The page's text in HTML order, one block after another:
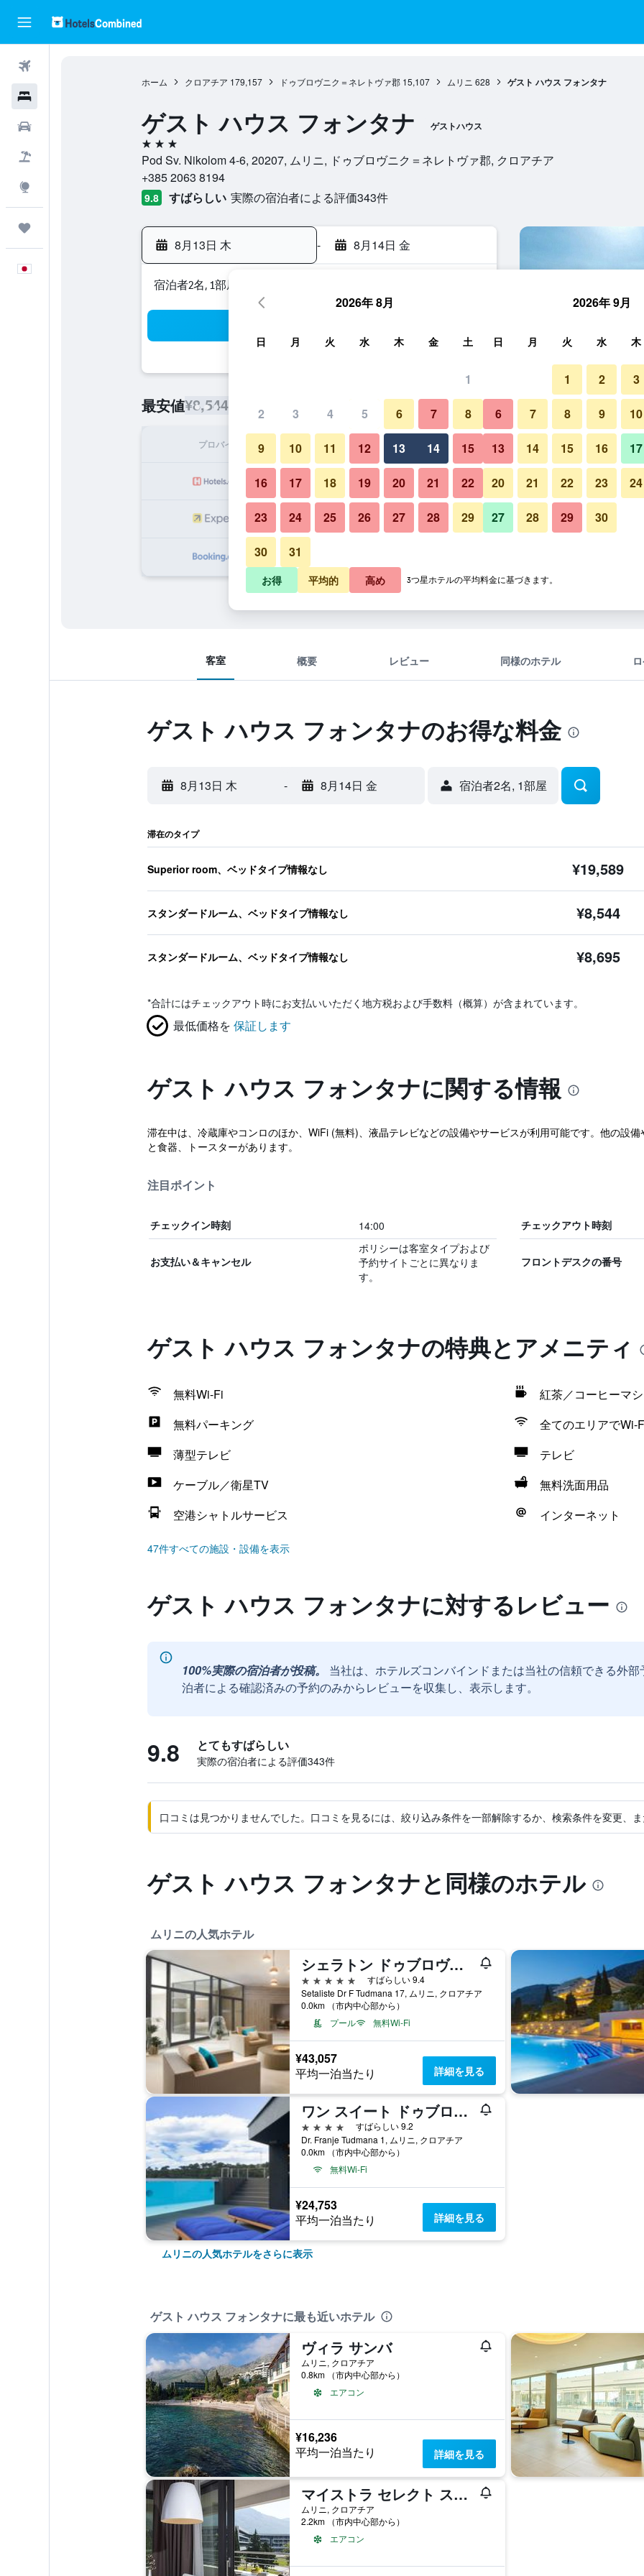
ホーム クロアチア 179,157 ドゥブロヴニク＝ネレトヴァ郡 15,107 ムリニ 628 ゲスト ハウス フォンタナ
ゲスト ハウス フォンタナ ゲストハウス
3つ星
Pod Sv. Nikolom 4-6, 20207, ムリニ, ドゥブロヴニク＝ネレトヴァ郡, クロアチア
+385 2063 8194
9.8 すばらしい 実際の宿泊者による評価343​件
8月13日 木 - 8月14日 金
宿泊者2名, 1​部屋
最安値¥8,544/ 1泊あたりの宿泊料金の最安値
プロバイダ 1泊あたり合計
¥8,544 プランを見る
¥8,695 プランを見る
バルコニー
ゲスト ハウス フォンタナの写真
客室 概要 レビュー 同様のホテル
ゲスト ハウス フォンタナのお得な料金
8月13日 木 - 8月14日 金 宿泊者2名, 1​部屋
滞在のタイプ
Superior room、ベッドタイプ情報なし ¥19,589
スタンダードルーム、ベッドタイプ情報なし ¥8,544
スタンダードルーム、ベッドタイプ情報なし ¥8,695
*合計にはチェックアウト時にお支払いいただく地方税および手数料（概算）が含まれています。
最低価格を 保証します
ゲスト ハウス フォンタナに関する情報
滞在中は、冷蔵庫やコンロのほか、WiFi (無料)、液晶テレビなどの設備やサービスが利用可能です。他の設
と食器、トースターがあります。
注目ポイント
チェックイン時刻 14:00 チェックアウト時刻
お支払い＆キャンセル
ポリシーは客室タイプおよび
予約サイトごとに異なりま
す。
フロントデスクの番号
ゲスト ハウス フォンタナの特典とアメニティ
無料Wi-Fi
紅茶／コーヒーマ
無料パーキング
全てのエリアでWi-
薄型テレビ
テレビ
ケーブル／衛星TV
無料洗面用品
空港シャトルサービス
インターネット
47件すべての施設・設備を表示
ゲスト ハウス フォンタナに対するレビュー
100%実際の宿泊者が投稿。
当社は、ホテルズコンバインドまたは当社の信頼できる外
泊者による確認済みの予約のみからレビューを収集し、表示します。
9.8 とてもすばらしい
実際の宿泊者による評価343​件
口コミは見つかりませんでした。口コミを見るには、絞り込み条件を一部解除するか、検索条件を変更、ま
ゲスト ハウス フォンタナと同様のホテル
ムリニの人気ホテル
シェラトン ドゥブロヴニク リビエラ ホテル
5つ星
すばらしい 9.4
Setaliste Dr F Tudmana 17, ムリニ, クロアチア
0.0km （市内中心部から）
プール
無料Wi-Fi
¥43,057
平均一泊当たり 詳細を見る
ワン スイート ドゥブロヴニク レジデンス
4つ星
すばらしい 9.2
Dr. Franje Tudmana 1, ムリニ, クロアチア
0.0km （市内中心部から）
無料Wi-Fi
¥24,753
平均一泊当たり 詳細を見る
ムリニの人気ホテルをさらに表示
ゲスト ハウス フォンタナに最も近いホテル
ヴィラ サンバ
ムリニ, クロアチア
0.8km （市内中心部から）
エアコン
¥16,236
平均一泊当たり 詳細を見る
マイストラ セレクト スレブレノ プレミアム アパートメンツ
ムリニ, クロアチア
2.2km （市内中心部から）
エアコン
2026年 8月
日 月 火 水 木 金 土
1
2 3 4 5 6 7 8
9 10 11 12 13 14 15
16 17 18 19 20 21 22
23 24 25 26 27 28 29
30 31
2026年 9月
日 月 火 水 木
1 2 3
6 7 8 9 10
13 14 15 16 17
20 21 22 23 24
27 28 29 30
お得 平均的 高め 3つ星ホテルの平均料金に基づきます。